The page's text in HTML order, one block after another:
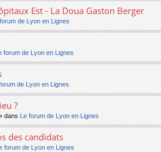
Est - La Doua Gaston Berger
de Lyon en Lignes
forum de Lyon en Lignes
de Lyon en Lignes
?
dans Le forum de Lyon en Lignes
des candidats
forum de Lyon en Lignes